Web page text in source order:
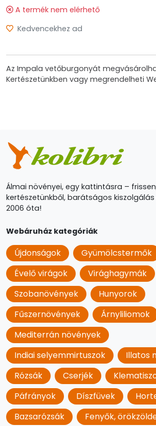
A termék nem elérhető
Kedvencekhez ad
Az Impala vetőburgonyát
Kertészetünkben vagy megrendelheti
Álmai növényei, egy kattintásra –
kertészetünkből, barátságos
2006 óta!
Webáruház kategóriák
Újdonságok
Gyümölcstermők
Évelő virágok
Virághagymák
Szobanövények
Hunyorok
Fűszernövények
Árnyliliomok
Mediterrán növények
Indiai selyemmirtuszok
Illatos
Rózsák
Cserjék
Páfrányok
Díszfüvek
Bazsarózsák
Fenyők,